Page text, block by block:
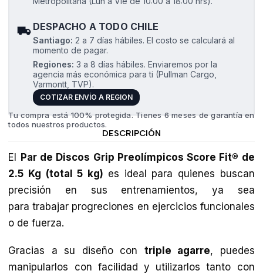
DESPACHO A TODO CHILE
Santiago: 2 a 7 días hábiles. El costo se calculará al
momento de pagar.
Regiones: 3 a 8 días hábiles. Enviaremos por la
agencia más económica para ti (Pullman Cargo,
Varmontt, TVP).
COTIZAR ENVÍO A REGION
Tu compra está 100% protegida. Tienes 6 meses de garantía en
todos nuestros productos.
DESCRIPCIÓN
El
Par de Discos Grip Preolímpicos Score Fit® de
2.5 Kg (total 5 kg) es ideal para quienes buscan
precisión en sus entrenamientos, ya sea
para trabajar progreciones en ejercicios funcionales
o de fuerza.
Gracias a su diseño con triple agarre, puedes
manipularlos con facilidad y utilizarlos tanto con